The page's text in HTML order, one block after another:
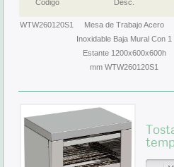
Codigo Desc.
WTW260120S1
Mesa de Trabajo Acero
Inoxidable Baja Mural Con 1
Estante 1200x600x600h
mm WTW260120S1